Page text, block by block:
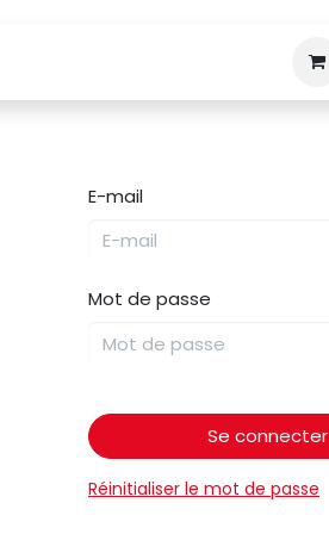
E-mail
Mot de passe
Se connecter
Réinitialiser le mot de passe